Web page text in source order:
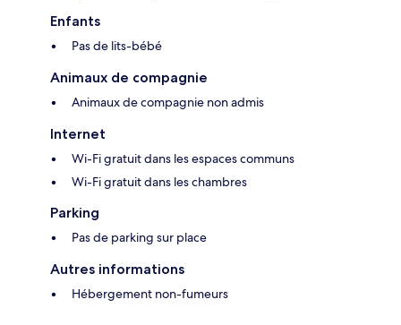
Enfants
Pas de lits-bébé
Animaux de compagnie
Animaux de compagnie non admis
Internet
Wi-Fi gratuit dans les espaces communs
Wi-Fi gratuit dans les chambres
Parking
Pas de parking sur place
Autres informations
Hébergement non-fumeurs